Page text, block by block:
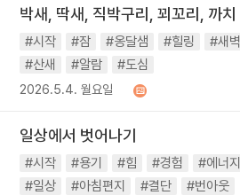
박새, 딱새, 직박구리, 꾀꼬리, 까치
#시작 #잠 #옹달샘 #힐링 #새벽
#산새
#알람 #도심
2026.5.4. 월요일
일상에서 벗어나기
#시작 #용기 #힘 #경험 #에너지
#일상
#아침편지 #결단 #번아웃